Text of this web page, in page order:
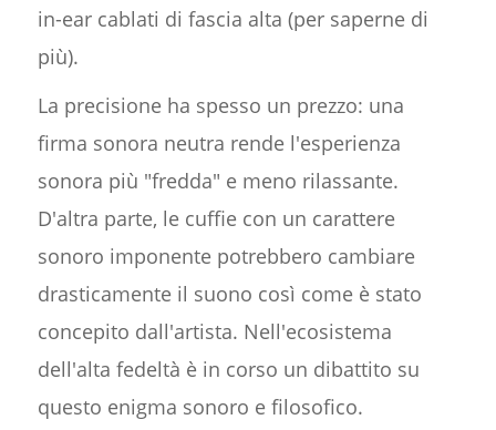
in-ear cablati di fascia alta (per saperne di
più).
La precisione ha spesso un prezzo: una
firma sonora neutra rende l'esperienza
sonora più "fredda" e meno rilassante.
D'altra parte, le cuffie con un carattere
sonoro imponente potrebbero cambiare
drasticamente il suono così come è stato
concepito dall'artista. Nell'ecosistema
dell'alta fedeltà è in corso un dibattito su
questo enigma sonoro e filosofico.